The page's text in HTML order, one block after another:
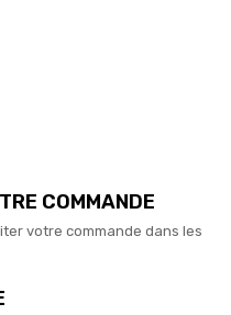
COMMANDE
votre commande dans les